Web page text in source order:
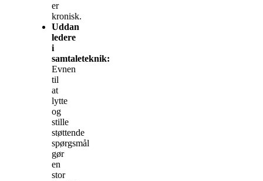
er
kronisk.
Uddan
ledere
i
samtaleteknik:
Evnen
til
at
lytte
og
stille
støttende
spørgsmål
gør
en
stor